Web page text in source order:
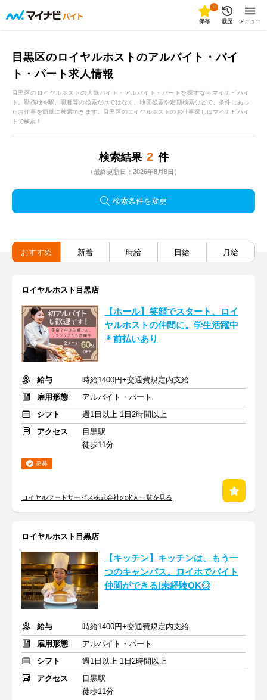
0
保存 履歴 メニュー
目黒区のロイヤルホストのアルバイト・バイ
ト・パート求人情報
目黒区のロイヤルホストの人気バイト・アルバイト・パートを探すならマイナビバイ
ト。勤務地や駅、職種等の検索だけではなく、地図検索や定期検索などで、条件にあっ
たお仕事を簡単に検索できます。目黒区のロイヤルホストのお仕事探しはマイナビバイ
トで検索！
検索結果 2 件
（最終更新日：2026年8月8日）
検索条件を変更
おすすめ 新着 時給 日給 月給
ロイヤルホスト目黒店
【ホール】笑顔でスタート、ロイ
ヤルホストの仲間に。学生活躍中
＊前払いあり
給与
時給1400円+交通費規定内支給
雇用形態
アルバイト・パート
シフト
週1日以上 1日2時間以上
アクセス
目黒駅
徒歩11分
急募
ロイヤルフードサービス株式会社の求人一覧を見る
ロイヤルホスト目黒店
【キッチン】キッチンは、もう一
つのキャンパス。ロイホでバイト
仲間ができる!未経験OK◎
給与
時給1400円+交通費規定内支給
雇用形態
アルバイト・パート
シフト
週1日以上 1日2時間以上
アクセス
目黒駅
徒歩11分